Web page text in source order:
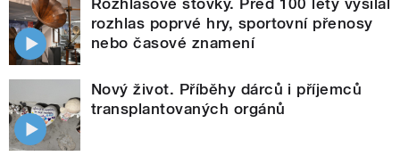
rozhlas poprvé hry, sportovní přenosy
nebo časové znamení
Nový život. Příběhy dárců i příjemců
transplantovaných orgánů